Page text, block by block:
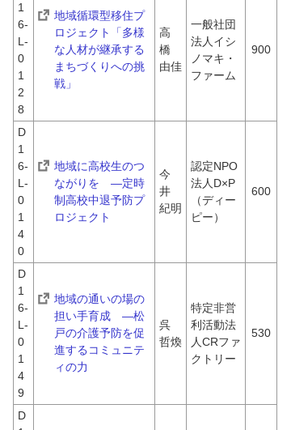
1
6-
L-
0
1
2
8
地域循環型移住プ
ロジェクト「多様
な人材が継承する
まちづくりへの挑
戦」
高
橋
由佳
一般社団
法人イシ
ノマキ・
ファーム
900
D
1
6-
L-
0
1
4
0
地域に高校生のつ
ながりを　―定時
制高校中退予防プ
ロジェクト
今
井
紀明
認定NPO
法人D×P
（ディー
ピー）
600
D
1
6-
L-
0
1
4
9
地域の通いの場の
担い手育成　―松
戸の介護予防を促
進するコミュニテ
ィの力
呉
哲煥
特定非営
利活動法
人CRファ
クトリー
530
D